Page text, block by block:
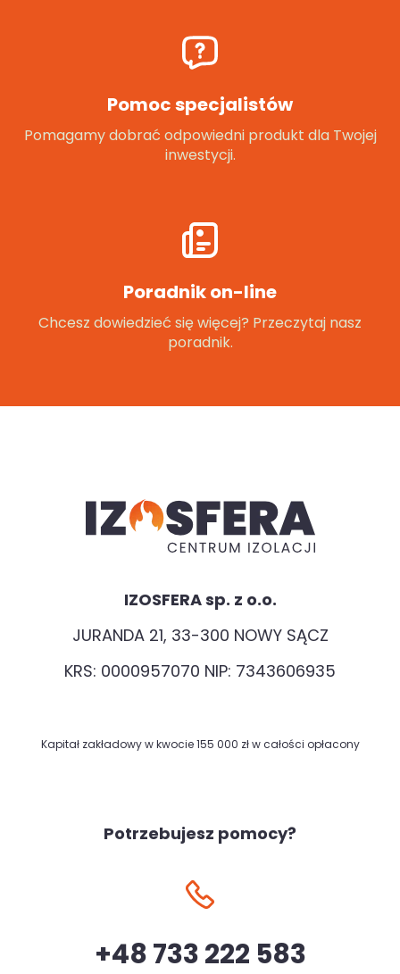
Pomoc specjalistów
Pomagamy dobrać odpowiedni produkt dla Twojej
inwestycji.
Poradnik on-line
Chcesz dowiedzieć się więcej? Przeczytaj nasz
poradnik.
IZOSFERA sp. z o.o.
JURANDA 21, 33-300 NOWY SĄCZ
KRS: 0000957070 NIP: 7343606935
Kapitał zakładowy w kwocie 155 000 zł w całości opłacony
Potrzebujesz pomocy?
+48 733 222 583